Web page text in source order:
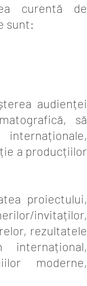
curentă de
sunt:
audienței
să
a producțiilor
proiectului,
invitaților,
rezultatele
internațional,
moderne,